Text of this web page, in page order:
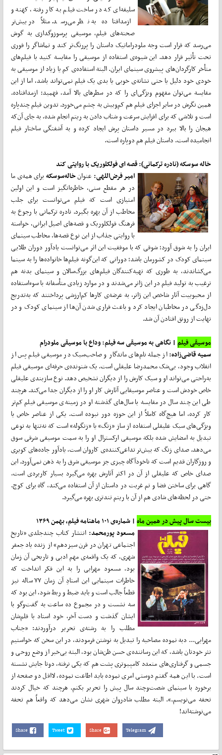
سلیقه‌ای که در ساخت فیلم به کار رفته، کهنه و
ازمدافتاده به نظر می‌رسد. مثلاً در بیش‌تر
صحنه‌های فیلم، موسیقی پرسوزوگدازی به گوش
می‌رسد که قرار است وجه ملودراماتیک داستان را پررنگ‌تر کند و تماشاگر را فوری
تحت تأثیر قرار دهد. این شیوه‌ی استفاده از موسیقی را مقایسه کنید با فیلم‌های
متأخر کارگردان‌های پیشروی سینمای ایران. البته استفاده‌ی کم یا زیاد از موسیقی به
خودی خود دلیل یا حتی نشانه‌ی خوبی یا بدی یک فیلم نمی‌تواند باشد، اما از این
مقایسه می‌توان مفهوم ویژگی‌ای را که در سطرهای بالا آمد، فهمید: ازمدافتاده.
همین نگرش در سایر اجزای فیلم هم کم‌وبیش به چشم می‌خورد. تدوین فیلم چندپاره
است و تلاشی که برای افزایش سرعت و شتاب دادن به ریتم انجام شده، به جای آن‌که
هیجان را بالا ببرد در مسیر داستان پرش ایجاد کرده و به آشفتگی ساختار فیلم
انجامیده است. داستان فیلم هم دوپاره است.
خاله سوسکه (نادره ترکمانی): قصه ای فولکلوریک با روایتی کند
امیر فرض‌اللهی:عنوانخاله‌سوسکهبرای همه‌ی ما
در هر مقطع سنی، خاطره‌انگیز است و این اولین
امتیازی است که فیلم می‌توانست برای جلب
مخاطب از آن بهره بگیرد. نادره ترکمانی با رجوع به
فرهنگ فولکلوریک و قصه‌های اصیل ایرانی، خواسته
با روایتی جذاب از این نوع قصه‌ها، مخاطب سینمای
ایران را به شوق آورد؛ شوقی که با موفقیت این اثر می‌توانست یادآور دوران طلایی
سینمای کودک در کشورمان باشد؛ دورانی که این‌گونه فیلم‌ها خانواده‌ها را به سینما
می‌کشاندند، به طوری که تهیه‌کنندگان فیلم‌های بزرگ‌سالان و سینمای بدنه هم
ترغیب به تولید فیلم در این ژانر می‌شدند و در موارد زیادی متأسفانه با سوءاستفاده
از محبوبیت آثار شاخص این ژانر، به عرضه‌ی کارها کم‌ارزشی پرداختند که به‌تدریج
دل‌زدگی در مخاطبان ایجاد کرد و باعث فراری شدن آن‌ها از سینمای کودک و در
نهایت از رونق افتادن آن شد.
موسیقی فیلم| نگاهی به موسیقی سه فیلم: وداع با موسیقی ملودرام
سمیه قاضی‌زاده:از جمله نام‌های ماندگار و صاحب‌سبک در موسیقی فیلم پس از
انقلاب وجود، بی‌شک محمدرضا علیقلی است. یک شنونده‌ی حرفه‌ای موسیقی فیلم
به‌راحتی می‌تواند او و سبک کارش را از دیگران تشخیص دهد. نوع سازبندی علیقلی
خاص خودش است و عناصر موسیقایی آثارش کار او را از دیگران جدا می‌کند. هرچند
طی این چند سال در مقایسه با سال‌های گذشته او در زمینه‌ی موسیقی فیلم کم‌تر
کار کرده، اما هیچ‌گاه کاملاً از این حوزه دور نبوده است. یکی از عناصر خاص یا
ویژگی‌های سبک علیقلی استفاده از ساز «زنگ» یا «زنگوله» است که نه‌تنها به نوعی
تبدیل به امضایش شده بلکه موسیقی ارکسترال او را به سمت موسیقی شرقی سوق
می‌دهد. صدای زنگ که بیش‌تر تداعی‌کننده‌ی کاروان است، یادآور جاده‌های کویری
و روزگاران قدیم است که ناخودآگاه چیزی جز موسیقی شرق را به ذهن نمی‌آورد. این
صدای خاص که علیقلی از آن در اکثر آثارش بهره می‌گیرد بسیار کاربردی است.
گاهی برای ساختن فضا و تم غربت در داستان از آن استفاده می‌کند، گاه برای کوچ.
حتی در لحظه‌های شادی هم از آن با ریتم تندتری بهره می‌گیرد.
بیست سال پیش در همین ماه| شماره‌ی ۱۰۱ ماهنامه فیلم، بهمن
۱۳۶۹
مسعود پورمحمد:انتشار کتاب چندجلدی «تاریخ
اجتماعی تهران در قرن سیزدهم» از زنده یاد جعفر
شهری، که یک واقعه‌ی مهم ادبی و تاریخی آن زمان
بود، مسعود مهرابی را به این فکر انداخت که
خاطرات سینمایی این استادِ آن زمان ۷۷ ساله نیز
قطعاً جالب است و باید ضبط و ربط شود، این بود که
سه نشست و در مجموع ده ساعت به گفت‌وگو با
ایشان گذشت و دست آخر، خود استاد با قلم‌شان
مطلب را به رشته‌ی تحریر درآوردند: «جناب
مهرابی... دبه نموده مصاحبه را تبدیل به نوشتن فرمودند، در این سخن که خواستیم
نثر خودتان باشد، که این رساننده‌ی حسن ظن‌شان بود، البته بی‌خبر از وضع روحی و
جسمی و گرفتاری‌های متعدد کامپیوتری پشت هم که یکی نرفته، دوتا جایش نشسته
است. با این همه گفتم دوستی امری نموده باید اطاعت نموده، لااقل دو صفحه از
برخورد با سینمای شصت‌وچند سال پیش را تحریر بکنم. هرچند که خیال کردند
تحفه می‌نویسم.». البته مطلب شادروان شهری نشان می‌دهد که واقعاً هم تحفه
می‌نوشته‌اند!
Share Tweet Share Telegram